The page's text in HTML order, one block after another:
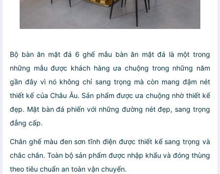
Bộ bàn ăn mặt đá 6 ghế mẫu bàn ăn mặt đá là một trong
những mẫu được khách hàng ưa chuộng trong những năm
gần đây vì nó không chỉ sang trọng mà còn mang đậm nét
thiết kế của Châu Âu. Sản phẩm được ưa chuộng nhờ thiết kế
đẹp. Mặt bàn đá phiến với những đường nét đẹp, sang trọng
đẳng cấp.
Chân ghế màu đen sơn tĩnh điện được thiết kế sang trọng và
chắc chắn. Toàn bộ sản phẩm được nhập khẩu và đóng thùng
theo tiêu chuẩn an toàn vận chuyển.